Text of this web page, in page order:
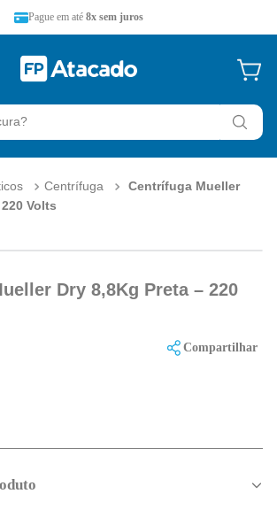
Pague em até 8x sem juros
Centrífuga
Centrífuga Mueller
Volts
Dry 8,8Kg Preta – 220
Compartilhar